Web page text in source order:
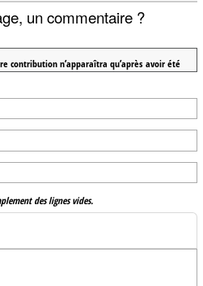
un commentaire ?
contribution n’apparaîtra qu’après avoir été
des lignes vides.